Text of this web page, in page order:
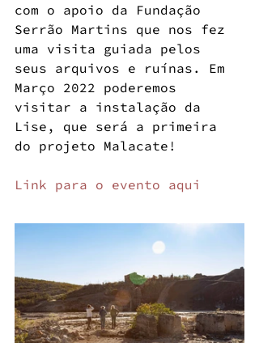
com o apoio da Fundação
Serrão Martins que nos fez
uma visita guiada pelos
seus arquivos e ruínas. Em
Março 2022 poderemos
visitar a instalação da
Lise, que será a primeira
do projeto Malacate!
Link para o evento aqui